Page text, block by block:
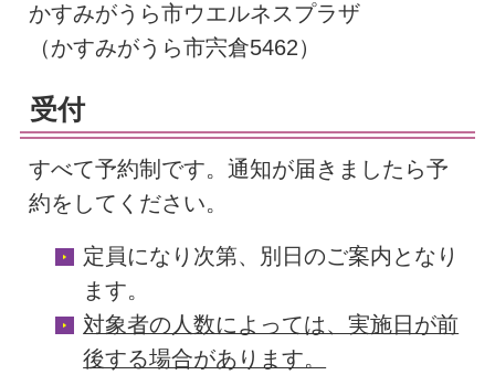
かすみがうら市ウエルネスプラザ
（かすみがうら市宍倉5462）
受付
すべて予約制です。通知が届きましたら予
約をしてください。
定員になり次第、別日のご案内となり
ます。
対象者の人数によっては、実施日が前
後する場合があります。